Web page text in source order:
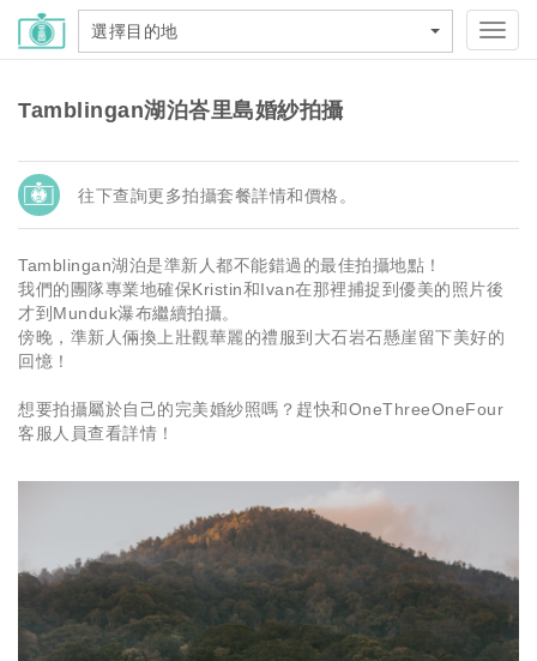
選擇目的地
Tamblingan湖泊峇里島婚紗拍攝
往下查詢更多拍攝套餐詳情和價格。
Tamblingan湖泊是準新人都不能錯過的最佳拍攝地點！
我們的團隊專業地確保Kristin和Ivan在那裡捕捉到優美的照片後
才到Munduk瀑布繼續拍攝。
傍晚，準新人倆換上壯觀華麗的禮服到大石岩石懸崖留下美好的
回憶！
想要拍攝屬於自己的完美婚紗照嗎？趕快和OneThreeOneFour
客服人員查看詳情！